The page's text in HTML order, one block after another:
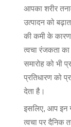
आपका शरीर
उत्पादन को
की कमी के
त्वचा रंजकता
समारोह को भी
प्रतिधारण को
देता है।
इसलिए, आप इन
त्वचा पर दैनिक